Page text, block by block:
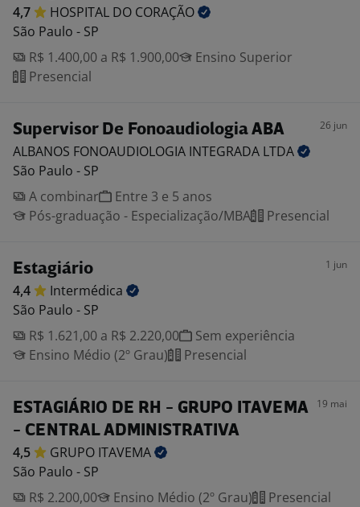
4,7 HOSPITAL DO CORAÇÃO
São Paulo - SP
R$ 1.400,00 a R$ 1.900,00
Ensino Superior
Presencial
Supervisor De Fonoaudiologia ABA 26 jun
ALBANOS FONOAUDIOLOGIA INTEGRADA LTDA
São Paulo - SP
A combinar
Entre 3 e 5 anos
Pós-graduação - Especialização/MBA
Presencial
Estagiário 1 jun
4,4
Intermédica
São Paulo - SP
R$ 1.621,00 a R$ 2.220,00
Sem experiência
Ensino Médio (2º Grau)
Presencial
ESTAGIÁRIO DE RH - GRUPO ITAVEMA
- CENTRAL ADMINISTRATIVA
19 mai
4,5 GRUPO ITAVEMA
São Paulo - SP
R$ 2.200,00
Ensino Médio (2º Grau) Presencial